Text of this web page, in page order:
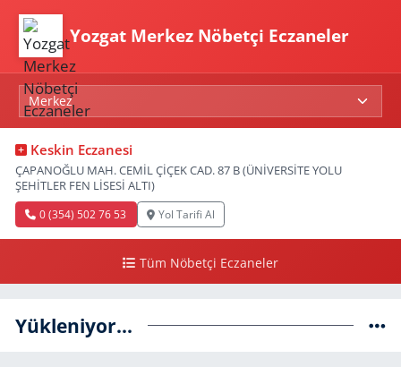
Yozgat Merkez Nöbetçi Eczaneler
Keskin Eczanesi
ÇAPANOĞLU MAH. CEMİL ÇİÇEK CAD. 87 B (ÜNİVERSİTE YOLU
ŞEHİTLER FEN LİSESİ ALTI)
0 (354) 502 76 53 Yol Tarifi Al
Tüm Nöbetçi Eczaneler
Yükleniyor...